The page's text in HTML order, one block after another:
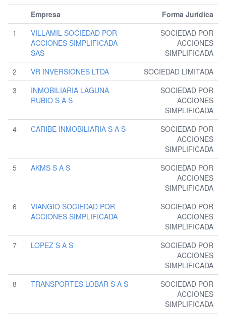
Empresa
Forma Jurídica
1
VILLAMIL SOCIEDAD POR
ACCIONES SIMPLIFICADA
SAS
SOCIEDAD POR
ACCIONES
SIMPLIFICADA
2
VR INVERSIONES LTDA
SOCIEDAD LIMITADA
3
INMOBILIARIA LAGUNA
RUBIO S A S
SOCIEDAD POR
ACCIONES
SIMPLIFICADA
4
CARIBE INMOBILIARIA S A S
SOCIEDAD POR
ACCIONES
SIMPLIFICADA
5
AKMS S A S
SOCIEDAD POR
ACCIONES
SIMPLIFICADA
6
VIANGIO SOCIEDAD POR
ACCIONES SIMPLIFICADA
SOCIEDAD POR
ACCIONES
SIMPLIFICADA
7
LOPEZ S A S
SOCIEDAD POR
ACCIONES
SIMPLIFICADA
8
TRANSPORTES LOBAR S A S
SOCIEDAD POR
ACCIONES
SIMPLIFICADA